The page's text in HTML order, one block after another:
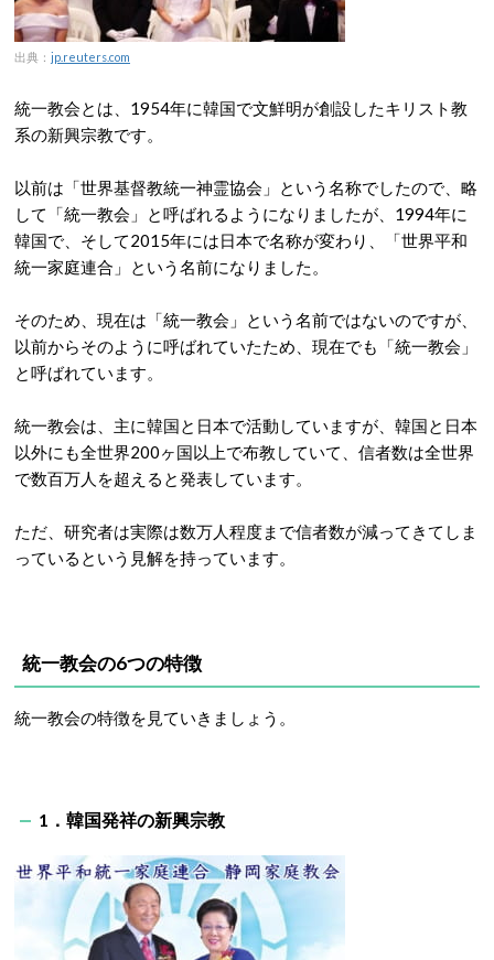
出典： jp.reuters.com
統一教会とは、1954年に韓国で文鮮明が創設したキリスト教
系の新興宗教です。
以前は「世界基督教統一神霊協会」という名称でしたので、略
して「統一教会」と呼ばれるようになりましたが、1994年に
韓国で、そして2015年には日本で名称が変わり、「世界平和
統一家庭連合」という名前になりました。
そのため、現在は「統一教会」という名前ではないのですが、
以前からそのように呼ばれていたため、現在でも「統一教会」
と呼ばれています。
統一教会は、主に韓国と日本で活動していますが、韓国と日本
以外にも全世界200ヶ国以上で布教していて、信者数は全世界
で数百万人を超えると発表しています。
ただ、研究者は実際は数万人程度まで信者数が減ってきてしま
っているという見解を持っています。
統一教会の6つの特徴
統一教会の特徴を見ていきましょう。
1．韓国発祥の新興宗教